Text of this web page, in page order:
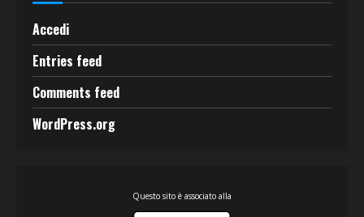
Accedi
Entries feed
Comments feed
WordPress.org
Questo sito è associato alla